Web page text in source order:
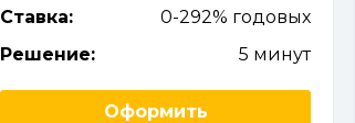
Ставка:
0-292% годовых
Решение:
5 минут
Оформить